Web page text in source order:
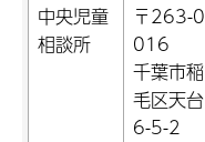
中央児童
相談所
〒263-0
016
千葉市稲
毛区天台
6-5-2